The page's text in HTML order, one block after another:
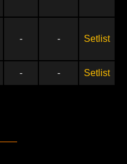
- - Setlist
- - Setlist